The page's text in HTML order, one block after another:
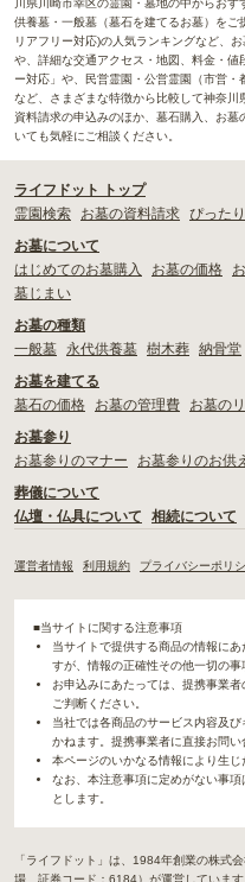
川県川崎市幸区の霊園・墓地の中からお
供養墓・一般墓（墓石を建てるお墓）を
リアフリー対応)の人気ランキングなど、
や、詳細な交通アクセス・地図、料金・
ー対応」や、民営霊園・公営霊園（市営
など、さまざまな特徴から比較して神奈川
資料請求の申込みのほか、墓石購入、お
いても気軽にご相談ください。
ライフドット トップ
霊園検索
お墓の資料請求 ぴった
お墓について
はじめてのお墓購入
お墓の価格
墓じまい
お墓の種類
一般墓
永代供養墓 樹木葬 納骨堂
お墓を建てる
墓石の価格
お墓の管理費
お墓の
お墓参り
お墓参りのマナー
お墓参りのお供え
葬儀について
仏壇・仏具について
相続について
運営者情報 利用規約 プライバシーポリ
■当サイトに関する注意事項
当サイトで提供する商品の情報に
すが、情報の正確性その他一切の事
お申込みにあたっては、提携事業
ご判断ください。
当社では各商品のサービス内容及
かねます。提携事業者に直接お問い
本ページのいかなる情報により生じ
なお、本注意事項に定めがない事
とします。
「ライフドット」は、1984年創業の株式